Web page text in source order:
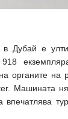
Дубай е
органите
Машината